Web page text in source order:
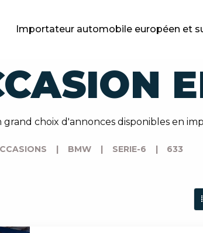
Importateur automobile européen et
choix d'annonces disponibles en
| BMW | SERIE-6 | 633